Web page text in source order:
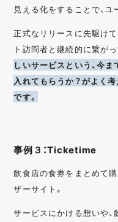
見える化をすることで、
正式なリリースに先駆け
ト訪問者と継続的に繋が
しいサービスという、今
入れてもらうか？がよく
です。
事例３：Ticketime
飲食店の食券をまとめて
ザーサイト。
サービスにかける想いや